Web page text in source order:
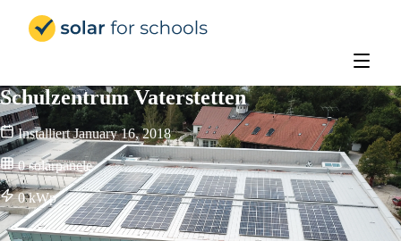
Schulzentrum Vaterstetten
Installiert January 16, 2018
0 solarpanele
0kWp